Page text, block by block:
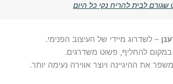
לבית להריח נקי כל היום
– לשדרוג מיידי של העיצוב הפנימי.
להחליף, פשוט משדרגים.
את ההיגיינה ויוצר אווירה נעימה יותר.